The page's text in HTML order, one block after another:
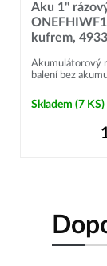
Aku 1"
kufrem,
Akumulátorový
balení bez
Skladem (7 KS)